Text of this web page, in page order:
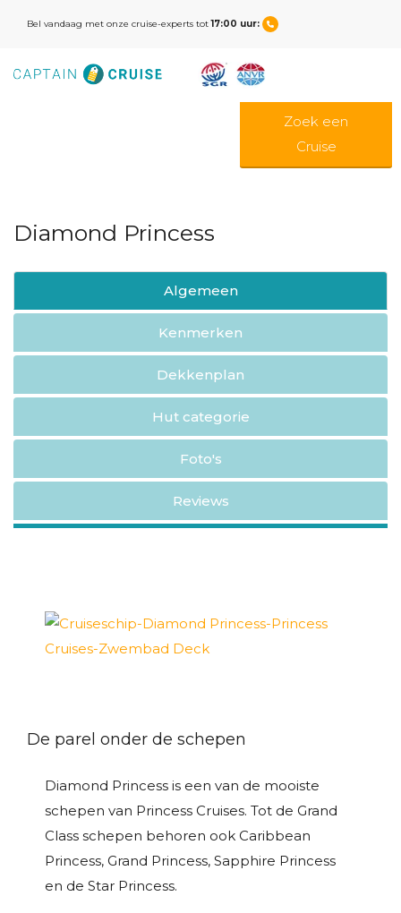
Bel vandaag met onze cruise-experts tot17:00 uur:
Zoek een
Cruise
Diamond Princess
Algemeen
Kenmerken
Dekkenplan
Hut categorie
Foto's
Reviews
De parel onder de schepen
Diamond Princess is een van de mooiste
schepen van Princess Cruises. Tot de Grand
Class schepen behoren ook Caribbean
Princess, Grand Princess, Sapphire Princess
en de Star Princess.